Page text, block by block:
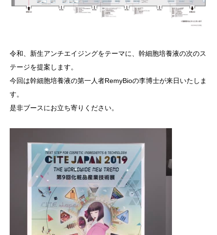
令和、新生アンチエイジングをテーマに、幹細胞培養液の次のス
テージを提案します。
今回は幹細胞培養液の第一人者RemyBioの李博士が来日いたしま
す。
是非ブースにお立ち寄りください。